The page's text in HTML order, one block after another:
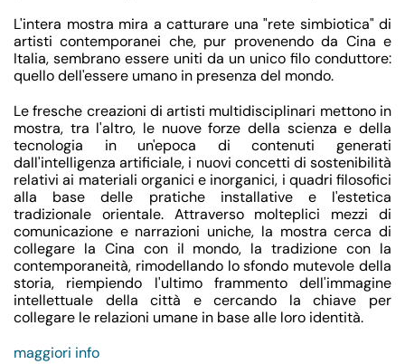
L'intera mostra mira a catturare una "rete simbiotica" di
artisti contemporanei che, pur provenendo da Cina e
Italia, sembrano essere uniti da un unico filo conduttore:
quello dell'essere umano in presenza del mondo.
Le fresche creazioni di artisti multidisciplinari mettono in
mostra, tra l'altro, le nuove forze della scienza e della
tecnologia in un'epoca di contenuti generati
dall'intelligenza artificiale, i nuovi concetti di sostenibilità
relativi ai materiali organici e inorganici, i quadri filosofici
alla base delle pratiche installative e l'estetica
tradizionale orientale. Attraverso molteplici mezzi di
comunicazione e narrazioni uniche, la mostra cerca di
collegare la Cina con il mondo, la tradizione con la
contemporaneità, rimodellando lo sfondo mutevole della
storia, riempiendo l'ultimo frammento dell'immagine
intellettuale della città e cercando la chiave per
collegare le relazioni umane in base alle loro identità.
maggiori info